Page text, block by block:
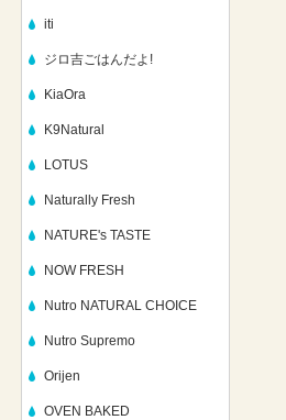
iti
ジロ吉ごはんだよ!
KiaOra
K9Natural
LOTUS
Naturally Fresh
NATURE's TASTE
NOW FRESH
Nutro NATURAL CHOICE
Nutro Supremo
Orijen
OVEN BAKED